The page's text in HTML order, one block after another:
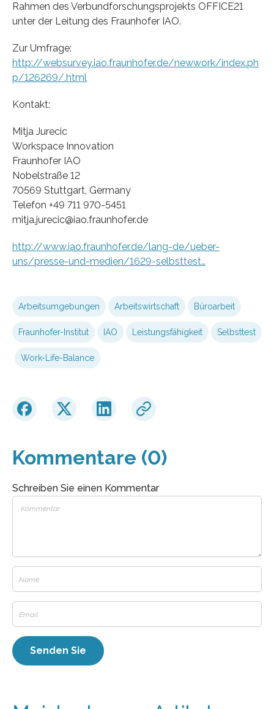
Rahmen des Verbundforschungsprojekts OFFICE21
unter der Leitung des Fraunhofer IAO.
Zur Umfrage:
http://websurvey.iao.fraunhofer.de/newwork/index.ph
p/126269/.html
Kontakt:
Mitja Jurecic
Workspace Innovation
Fraunhofer IAO
Nobelstraße 12
70569 Stuttgart, Germany
Telefon +49 711 970-5451
mitja.jurecic@iao.fraunhofer.de
http://www.iao.fraunhofer.de/lang-de/ueber-
uns/presse-und-medien/1629-selbsttest…
Arbeitsumgebungen Arbeitswirtschaft Büroarbeit
Fraunhofer-Institut IAO Leistungsfähigkeit Selbsttest
Work-Life-Balance
Kommentare (0)
Schreiben Sie einen Kommentar